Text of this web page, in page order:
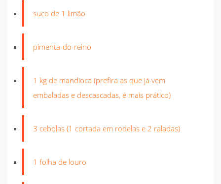
suco de 1 limão
pimenta-do-reino
1 kg de mandioca (prefira as que já vem
embaladas e descascadas, é mais prático)
3 cebolas (1 cortada em rodelas e 2 raladas)
1 folha de louro